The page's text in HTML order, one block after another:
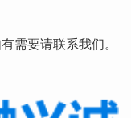
需要请联系我们。